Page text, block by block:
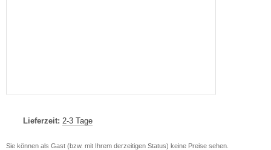
Lieferzeit: 2-3 Tage
Sie können als Gast (bzw. mit Ihrem derzeitigen Status) keine Preise sehen.